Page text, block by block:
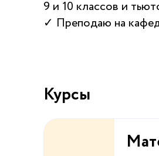
9 и 10 классов и
✓ Преподаю на
Курсы